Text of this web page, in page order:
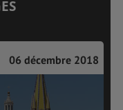
06 décembre 2018